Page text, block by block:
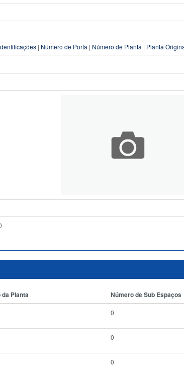
| Número de Porta | Número de Planta | Planta
Planta Número de Sub Espaços
0
0
0